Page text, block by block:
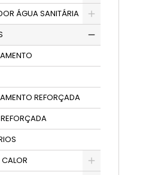
ÁGUA SANITÁRIA
REFORÇADA